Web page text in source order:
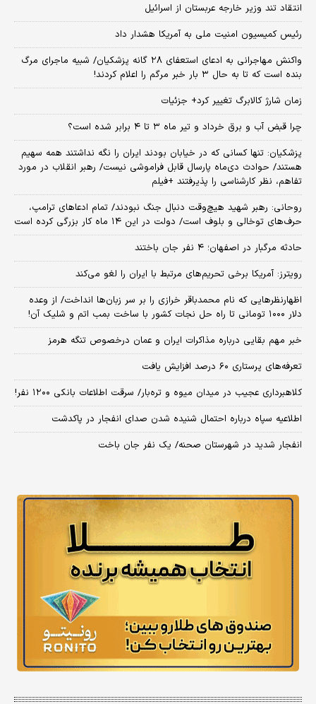
انتقاد تند وزیر خارجه عربستان از اسرائیل
رئیس کمیسیون امنیت ملی به آمریکا هشدار داد
واکنش مهاجرانی به ادعای استعفای ۲۸ گانه پزشکیان/ شبیه ماجرای مرگ
بنده است که تا به حال ۳ بار خبر مرگم را اعلام کردند!
زمان شارژ کالابرگ تغییر کرد+ جزئیات
چرا قبض آب و برق خرداد و تیر ماه ۳ تا ۴ برابر شده است؟
پزشکیان: تنها کسانی که در خیابان بودند ایران را نگه نداشتند همه سهیم
هستند/ حوادث دی‌ماه پارسال قابل فراموشی نیست/ رهبر انقلاب در مورد
تفاهم، نظر کارشناسی را پذیرفتند +فیلم
روحانی: رهبر شهید هیچ‌وقت دنبال جنگ نبودند/ تمام ادعاهای ترامپ،
حرف‌های توخالی و بلوف است/ دولت در این ۱۴ ماه کار بزرگی کرده است
حادثه مرگبار در اصفهان؛ ۴ نفر جان باختند
رویترز: آمریکا برخی تحریم‌های مرتبط با ایران را لغو می‌کند
اظهارنظرهایی که نام محمدباقر خرازی را بر سر زبان‌ها انداخت/ از وعده
دلار ۱۰۰۰ تومانی تا راه حل نجات کشور با ساخت بمب اتم و شلیک آن!
خبر مهم بقایی درباره مذاکرات ایران و عمان درخصوص تنگه هرمز
تعرفه‌های پرستاری ۶۰ درصد افزایش یافت
کلاهبرداری عجیب در میدان میوه و تره‌بار/ سرقت اطلاعات بانکی ۱۲۰۰ نفر!
اطلاعیه سپاه درباره احتمال شنیده شدن صدای انفجار در پاکدشت
انفجار شدید در شهرستان صحنه/ یک نفر جان باخت